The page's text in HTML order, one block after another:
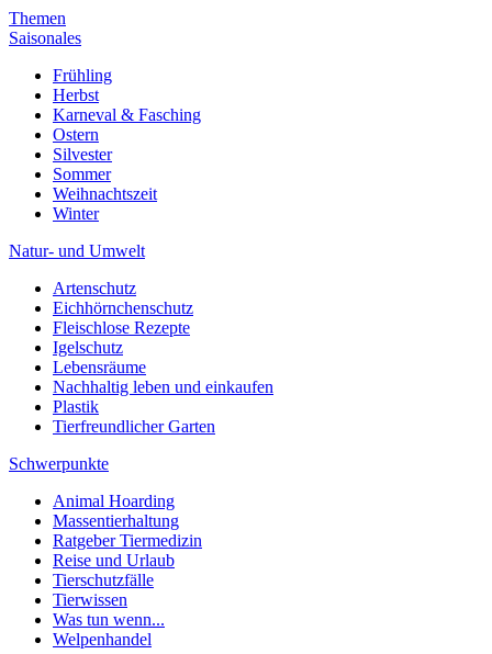
Themen
Saisonales
Frühling
Herbst
Karneval & Fasching
Ostern
Silvester
Sommer
Weihnachtszeit
Winter
Natur- und Umwelt
Artenschutz
Eichhörnchenschutz
Fleischlose Rezepte
Igelschutz
Lebensräume
Nachhaltig leben und einkaufen
Plastik
Tierfreundlicher Garten
Schwerpunkte
Animal Hoarding
Massentierhaltung
Ratgeber Tiermedizin
Reise und Urlaub
Tierschutzfälle
Tierwissen
Was tun wenn...
Welpenhandel